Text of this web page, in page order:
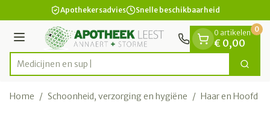
Ga naar de inhoudApothekersadvies Snelle beschikbaarheid
Menu
Product, merk, categorie... Zoek
0 artikelen
€ 0,00
0
Home / Schoonheid, verzorging en hygiëne / Haar en Hoofd